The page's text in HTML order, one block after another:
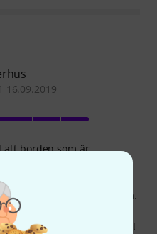
16.09.2019
att borden som är
att kunna fungera
Det skulle
locket under din mixerlåda.
8 bollhörn som
lösa. Lösningen här är att